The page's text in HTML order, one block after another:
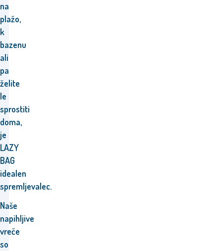
na
plažo,
k
bazenu
ali
pa
želite
le
sprostiti
doma,
je
LAZY
BAG
idealen
spremljevalec.
Naše
napihljive
vreče
so